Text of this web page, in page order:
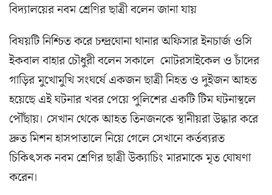
বিদ্যালয়ের নবম শ্রেণির ছাত্রী বলেন জানা যায়
বিষয়টি নিশ্চিত করে চন্দ্রঘোনা থানার অফিসার ইনচার্জ ওসি
ইকবাল বাহার চৌধুরী বলেন সকালে মোটরসাইকেল ও চাঁদের
গাড়ির মুখোমুখি সংঘর্ষে একজন ছাত্রী নিহত ও দুইজন আহত
হয়েছে এই ঘটনার খবর পেয়ে পুলিশের একটি টিম ঘটনাস্থলে
পৌঁছায়। সেখান থেকে আহত তিনজনকে স্থানীয়রা উদ্ধার করে
দ্রুত মিশন হাসপাতালে নিয়ে গেলে সেখানে কর্তব্যরত
চিকিৎসক নবম শ্রেণির ছাত্রী উক্যাচিং মারমাকে মৃত ঘোষণা
করেন।